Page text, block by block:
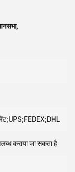
,
कराया जा सकता है